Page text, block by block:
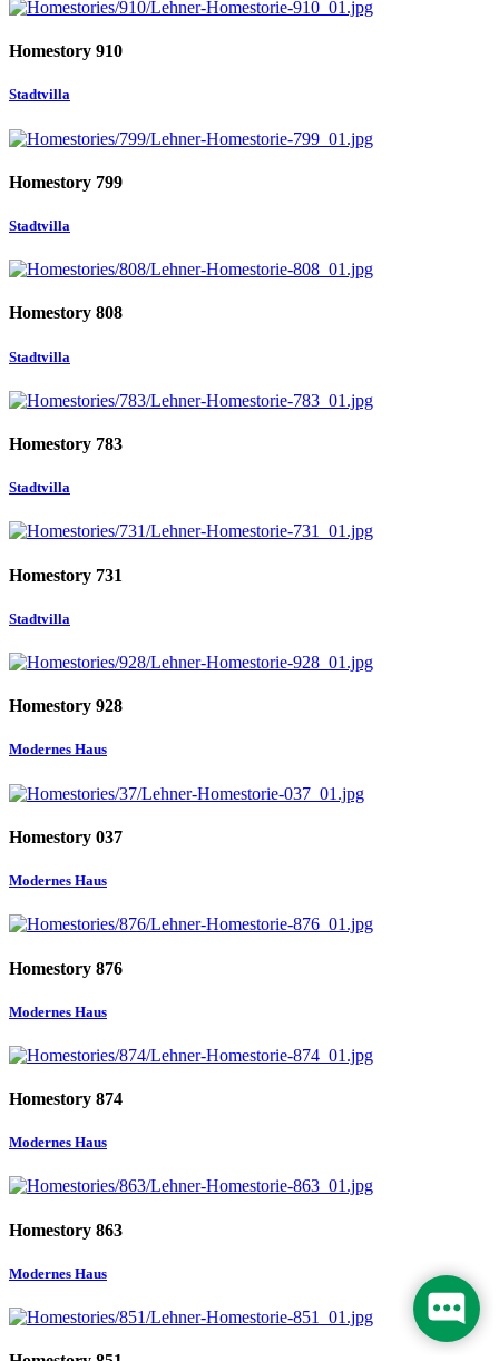
Homestory 910
Stadtvilla
Homestory 799
Stadtvilla
Homestory 808
Stadtvilla
Homestory 783
Stadtvilla
Homestory 731
Stadtvilla
Homestory 928
Modernes Haus
Homestory 037
Modernes Haus
Homestory 876
Modernes Haus
Homestory 874
Modernes Haus
Homestory 863
Modernes Haus